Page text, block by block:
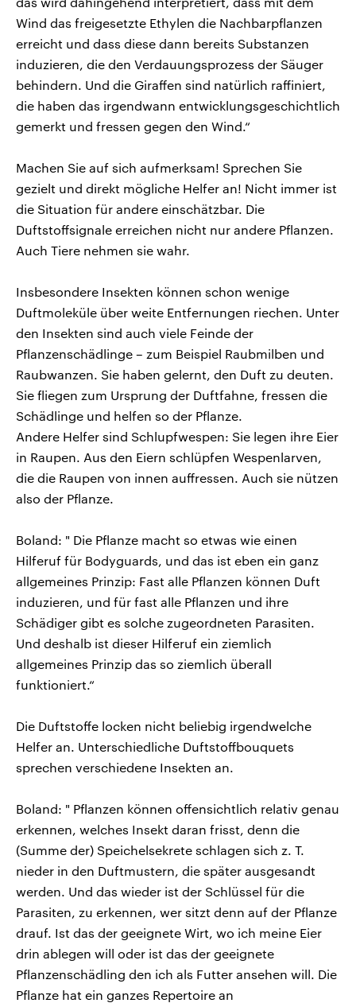
Wind das freigesetzte Ethylen die Nachbarpflanzen
erreicht und dass diese dann bereits Substanzen
induzieren, die den Verdauungsprozess der Säuger
behindern. Und die Giraffen sind natürlich raffiniert,
die haben das irgendwann entwicklungsgeschichtlich
gemerkt und fressen gegen den Wind.“
Machen Sie auf sich aufmerksam! Sprechen Sie
gezielt und direkt mögliche Helfer an! Nicht immer ist
die Situation für andere einschätzbar. Die
Duftstoffsignale erreichen nicht nur andere Pflanzen.
Auch Tiere nehmen sie wahr.
Insbesondere Insekten können schon wenige
Duftmoleküle über weite Entfernungen riechen. Unter
den Insekten sind auch viele Feinde der
Pflanzenschädlinge – zum Beispiel Raubmilben und
Raubwanzen. Sie haben gelernt, den Duft zu deuten.
Sie fliegen zum Ursprung der Duftfahne, fressen die
Schädlinge und helfen so der Pflanze.
Andere Helfer sind Schlupfwespen: Sie legen ihre Eier
in Raupen. Aus den Eiern schlüpfen Wespenlarven,
die die Raupen von innen auffressen. Auch sie nützen
also der Pflanze.
Boland: " Die Pflanze macht so etwas wie einen
Hilferuf für Bodyguards, und das ist eben ein ganz
allgemeines Prinzip: Fast alle Pflanzen können Duft
induzieren, und für fast alle Pflanzen und ihre
Schädiger gibt es solche zugeordneten Parasiten.
Und deshalb ist dieser Hilferuf ein ziemlich
allgemeines Prinzip das so ziemlich überall
funktioniert.“
Die Duftstoffe locken nicht beliebig irgendwelche
Helfer an. Unterschiedliche Duftstoffbouquets
sprechen verschiedene Insekten an.
Boland: " Pflanzen können offensichtlich relativ genau
erkennen, welches Insekt daran frisst, denn die
(Summe der) Speichelsekrete schlagen sich z. T.
nieder in den Duftmustern, die später ausgesandt
werden. Und das wieder ist der Schlüssel für die
Parasiten, zu erkennen, wer sitzt denn auf der Pflanze
drauf. Ist das der geeignete Wirt, wo ich meine Eier
drin ablegen will oder ist das der geeignete
Pflanzenschädling den ich als Futter ansehen will. Die
Pflanze hat ein ganzes Repertoire an